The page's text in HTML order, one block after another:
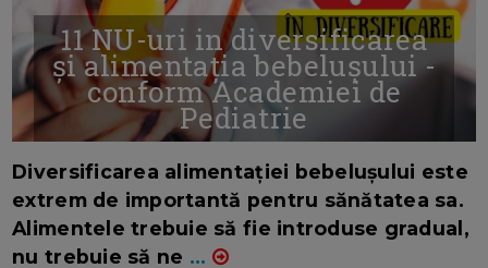
11 NU-uri in diversificarea
și alimentația bebelușului -
conform Academiei de
Pediatrie
Diversificarea alimentației bebelușului este
extrem de importantă pentru sănătatea sa.
Alimentele trebuie să fie introduse gradual,
nu trebuie să ne ...